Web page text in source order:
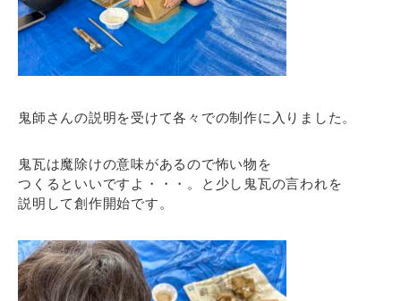
鬼師さんの説明を受けて各々での制作に入りました。
鬼瓦は魔除けの意味があるので怖い物を
つくるといいですよ・・・。と少し鬼瓦の言われを
説明して創作開始です。